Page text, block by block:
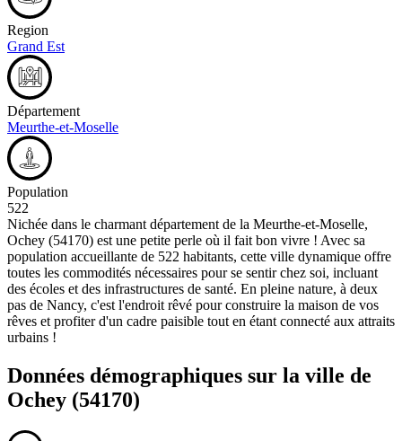
Region
Grand Est
Département
Meurthe-et-Moselle
Population
522
Nichée dans le charmant département de la Meurthe-et-Moselle,
Ochey (54170) est une petite perle où il fait bon vivre ! Avec sa
population accueillante de 522 habitants, cette ville dynamique offre
toutes les commodités nécessaires pour se sentir chez soi, incluant
des écoles et des infrastructures de santé. En pleine nature, à deux
pas de Nancy, c'est l'endroit rêvé pour construire la maison de vos
rêves et profiter d'un cadre paisible tout en étant connecté aux attraits
urbains !
Données démographiques sur la ville de
Ochey (54170)